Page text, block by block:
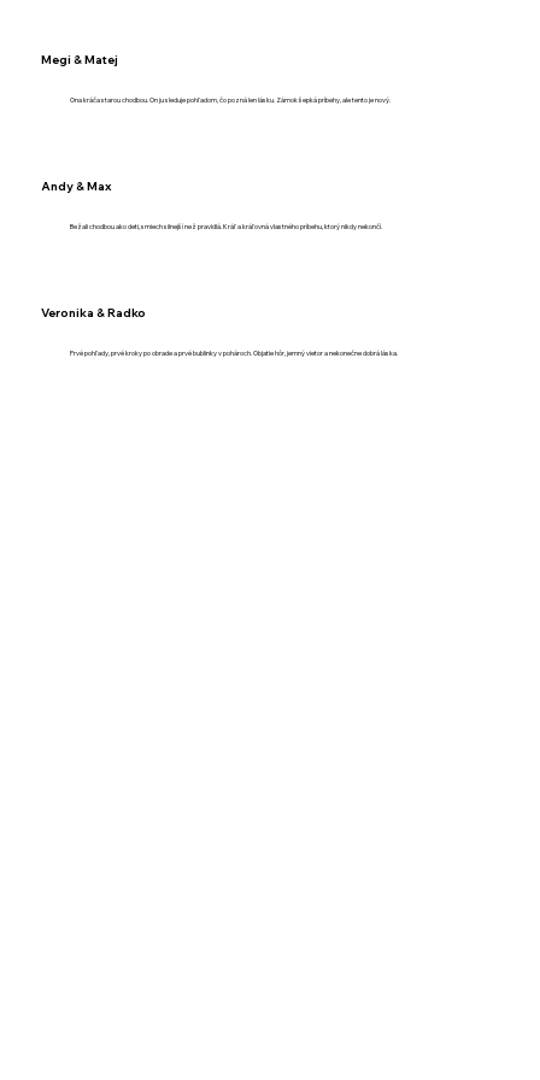
Megi & Matej
Ona kráča starou chodbou. On ju sleduje pohľadom, čo pozná len lásku. Zámok šepká príbehy, ale tento je nový.
Andy & Max
Bežali chodbou ako deti, smiech silnejší než pravidlá. Kráľ a kráľovná vlastného príbehu, ktorý nikdy nekončí.
Veronika & Radko
Prvé pohľady, prvé kroky po obrade a prvé bublinky v pohároch. Objatie hôr, jemný vietor a nekonečne dobrá láska.